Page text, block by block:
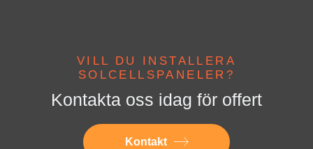
VILL DU INSTALLERA
SOLCELLSPANELER?
Kontakta oss idag för offert
Kontakt